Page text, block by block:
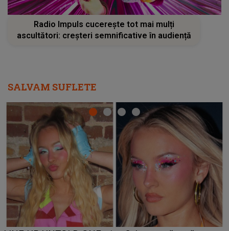
Radio Impuls cucerește tot mai mulți
ascultători: creșteri semnificative în audiență
SALVAM SUFLETE